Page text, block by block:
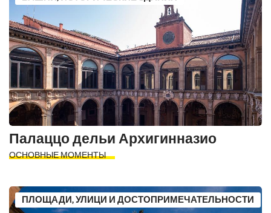
Палаццо дельи Архигинназио
ОСНОВНЫЕ МОМЕНТЫ
ПЛОЩАДИ, УЛИЦИ И ДОСТОПРИМЕЧАТЕЛЬНОСТИ